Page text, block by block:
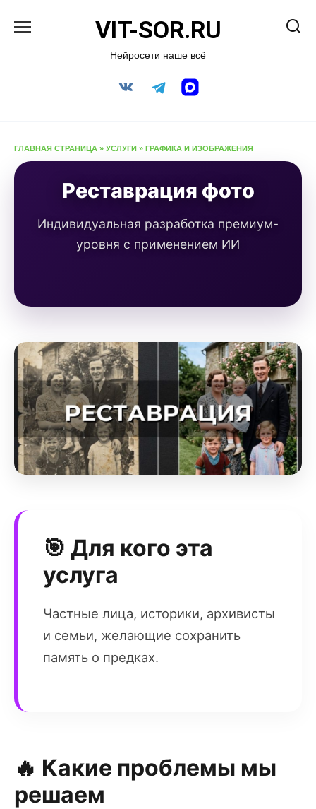
VIT-SOR.RU
Нейросети наше всё
ГЛАВНАЯ СТРАНИЦА » УСЛУГИ » ГРАФИКА И ИЗОБРАЖЕНИЯ
Реставрация фото
Индивидуальная разработка премиум-
уровня с применением ИИ
🎯 Для кого эта
услуга
Частные лица, историки, архивисты
и семьи, желающие сохранить
память о предках.
🔥 Какие проблемы мы
решаем